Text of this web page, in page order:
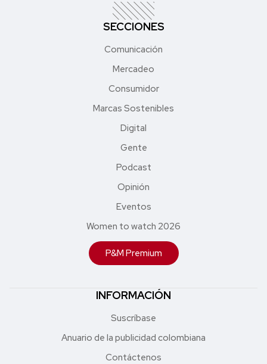
SECCIONES
Comunicación
Mercadeo
Consumidor
Marcas Sostenibles
Digital
Gente
Podcast
Opinión
Eventos
Women to watch 2026
P&M Premium
INFORMACIÓN
Suscríbase
Anuario de la publicidad colombiana
Contáctenos